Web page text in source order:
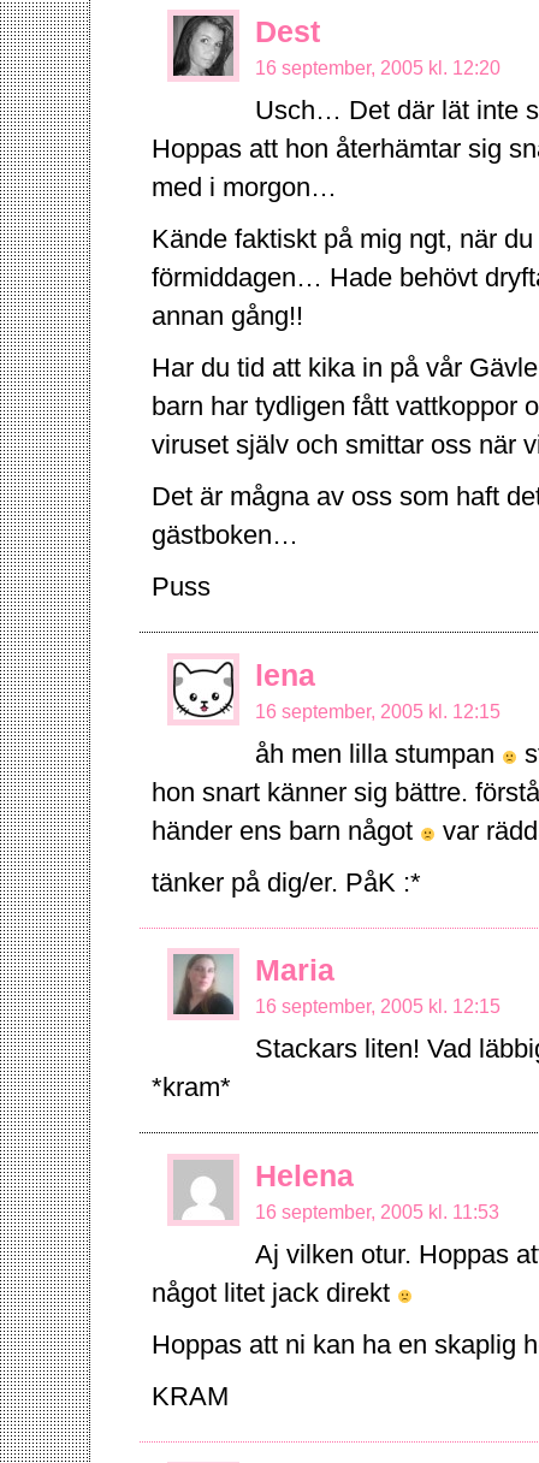
Dest
16 september, 2005 kl. 12:20
Usch… Det där lät inte
Hoppas att hon återhämtar sig
med i morgon…
Kände faktiskt på mig ngt, när
förmiddagen… Hade behövt
annan gång!!
Har du tid att kika in på vår
barn har tydligen fått vattkoppor
viruset själv och smittar oss när
Det är mågna av oss som haft
gästboken…
Puss
lena
16 september, 2005 kl. 12:15
åh men lilla stumpan
hon snart känner sig bättre.
händer ens barn något
var
tänker på dig/er. PåK :*
Maria
16 september, 2005 kl. 12:15
Stackars liten! Vad
*kram*
Helena
16 september, 2005 kl. 11:53
Aj vilken otur. Hoppas
något litet jack direkt
Hoppas att ni kan ha en skaplig
KRAM